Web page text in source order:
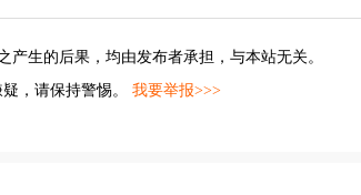
生的后果，均由发布者承担，与本站无关。
，请保持警惕。 我要举报>>>